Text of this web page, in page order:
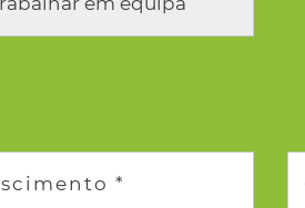
*